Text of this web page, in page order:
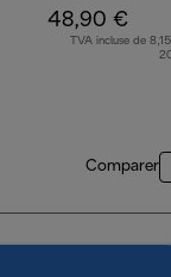
48,90 €
TVA incluse de
Comparer